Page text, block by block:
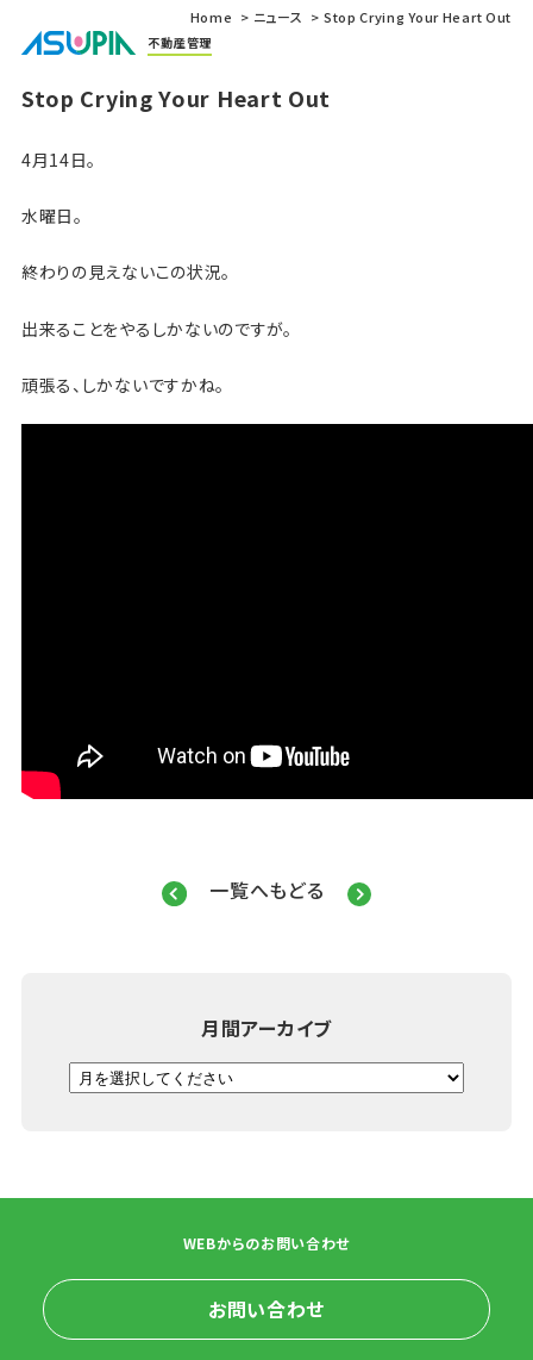
不動産管理
Home ニュース Stop Crying Your Heart Out
Stop Crying Your Heart Out
4月14日。
水曜日。
終わりの見えないこの状況。
出来ることをやるしかないのですが。
頑張る、しかないですかね。
一覧へもどる
月間アーカイブ
WEBからのお問い合わせ
お問い合わせ